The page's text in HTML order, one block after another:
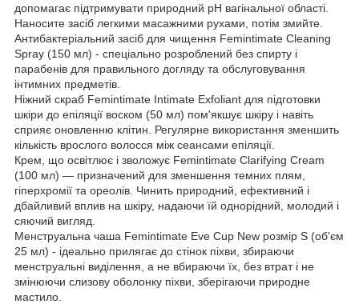
допомагає підтримувати природний pH вагінальної області.
Наносите засіб легкими масажними рухами, потім змийте.
Антибактеріальний засіб для чищення Femintimate Cleaning
Spray (150 мл) - спеціально розроблений без спирту і
парабенів для правильного догляду та обслуговування
інтимних предметів.
Ніжний скраб Femintimate Intimate Exfoliant для підготовки
шкіри до епіляції воском (50 мл) пом'якшує шкіру і навіть
сприяє оновленню клітин. Регулярне використання зменшить
кількість врослого волосся між сеансами епіляції.
Крем, що освітлює і зволожує Femintimate Clarifying Cream
(100 мл) — призначений для зменшення темних плям,
гіперхромії та ореолів. Чинить природний, ефективний і
дбайливий вплив на шкіру, надаючи їй однорідний, молодий і
сяючий вигляд.
Менструальна чаша Femintimate Eve Cup New розмір S (об'єм
25 мл) - ідеально прилягає до стінок піхви, збираючи
менструальні виділення, а не вбираючи їх, без втрат і не
змінюючи слизову оболонку піхви, зберігаючи природне
мастило.